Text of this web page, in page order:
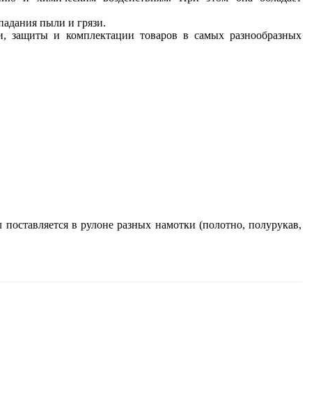
пыли и грязи.
защиты и комплектации товаров в самых разнообразных
в рулоне разных намотки (полотно, полурукав,